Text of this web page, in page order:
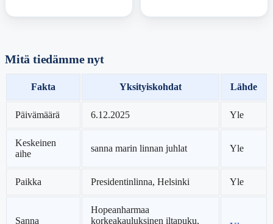
Mitä tiedämme nyt
Fakta Yksityiskohdat Lähde
Päivämäärä 6.12.2025 Yle
Keskeinen
aihe
sanna marin linnan juhlat Yle
Paikka Presidentinlinna, Helsinki Yle
Sanna
Hopeanharmaa
korkeakauluksinen iltapuku,